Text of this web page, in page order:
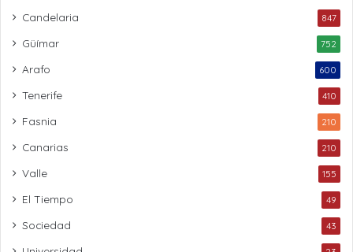
Candelaria 847
Güímar 752
Arafo 600
Tenerife 410
Fasnia 210
Canarias 210
Valle 155
El Tiempo 49
Sociedad 43